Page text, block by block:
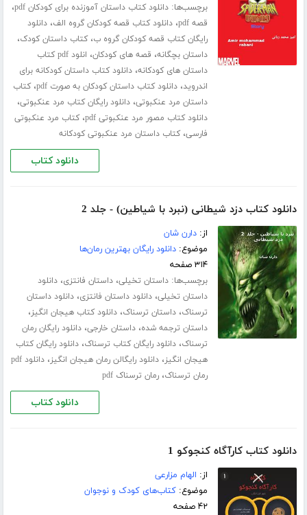
برچسب‌ها:دانلود کتاب داستان آموزنده برای کودکان pdf ،
قصه pdf ،دانلود کتاب قصه کودکان گروه الف،دانلود
رایگان کتاب قصه کودکان گروه ب،کتاب داستان کودک،
داستان بچگانه، قصه های کودکان،
انلود pdf کتاب
داستان های کودکانه،دانلود کتاب داستان کودکانه برای
اندروید،دانلود کتاب داستان کودکان به صورت pdf ،کتاب
داستان مرد عنکبوتی،دانلود رایگان کتاب مرد عنکبوتی،
دانلود کتاب مصور مرد عنکبوتی pdf ،کتاب مرد عنکبوتی
فارسی،کتاب داستان مرد عنکبوتی کودکانه
دانلود کتاب
دانلود کتاب دزد شیطانی (نبرد با شیاطین) - جلد 2
از:دارن شان
موضوع:دانلود رایگان بهترین رمان‌ها
۳۱۴ صفحه
برچسب‌ها:داستان تخیلی،داستان فانتزی،دانلود
داستان تخیلی،دانلود داستان فانتزی،دانلود داستان
ترسناک،داستان ترسناک،دانلود کتاب هیجان انگیز،
داستان ترجمه شده،داستان خارجی،دانلود رایگان رمان
ترسناک،دانلود رایگان کتاب ترسناک،دانلود رایگان کتاب
هیجان انگیز،دانلود رایگالن رمان هیجان انگیز،
دانلود pdf
رمان ترسناک،رمان ترسناک pdf
دانلود کتاب
دانلود کتاب کارآگاه کنجوکو 1
از: الهام مزارعی
موضوع:کتاب‌های کودک و نوجوان
۴۲ صفحه